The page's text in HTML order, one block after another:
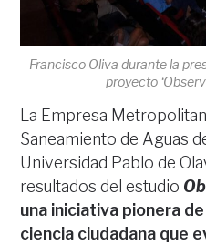
Francisco Oliva durante la
proyecto
La Empresa
Saneamiento de Aguas
Universidad Pablo de
resultados del estudio
una iniciativa pionera
ciencia ciudadana que